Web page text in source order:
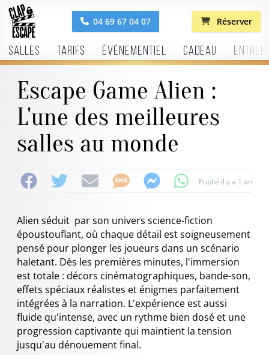
04 69 67 04 07 Réserver
Salles Tarifs Événementiel Cadeau
Escape Game Alien :
L'une des meilleures
salles au monde
Publié il y a 1 an
Alien séduit par son univers science-fiction
époustouflant, où chaque détail est soigneusement
pensé pour plonger les joueurs dans un scénario
haletant. Dès les premières minutes, l'immersion
est totale : décors cinématographiques, bande-son,
effets spéciaux réalistes et énigmes parfaitement
intégrées à la narration. L'expérience est aussi
fluide qu'intense, avec un rythme bien dosé et une
progression captivante qui maintient la tension
jusqu'au dénouement final.